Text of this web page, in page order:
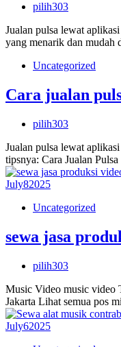
pilih303
Jualan pulsa lewat
yang menarik dan
Uncategorized
Cara jualan
pilih303
Jualan pulsa lewat
tipsnya: Cara Jualan
July82025
Uncategorized
sewa jasa
pilih303
Music Video music video
Jakarta Lihat semua pos
July62025